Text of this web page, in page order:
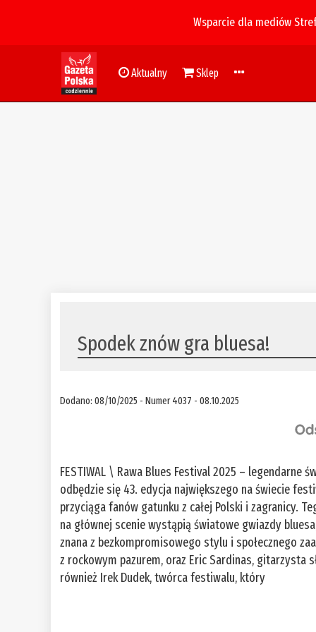
Wsparcie dla mediów
Aktualny Sklep
Spodek znów gra bluesa!
Dodano: 08/10/2025 - Numer 4037 - 08.10.2025
FESTIWAL \ Rawa Blues Festival 2025 – legendarne
odbędzie się 43. edycja największego na świecie
przyciąga fanów gatunku z całej Polski i zagranicy.
na głównej scenie wystąpią światowe gwiazdy
znana z bezkompromisowego stylu i społecznego
z rockowym pazurem, oraz Eric Sardinas, gitarzysta
również Irek Dudek, twórca festiwalu, który